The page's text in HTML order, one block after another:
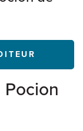
Pocion